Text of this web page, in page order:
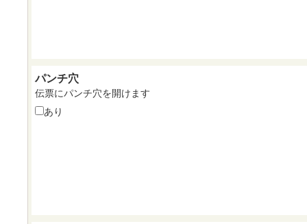
パンチ穴
伝票にパンチ穴を開けます
あり